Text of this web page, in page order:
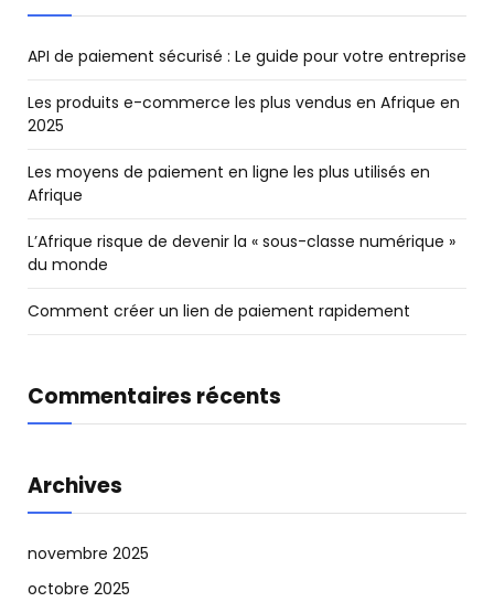
API de paiement sécurisé : Le guide pour votre entreprise
Les produits e-commerce les plus vendus en Afrique en
2025
Les moyens de paiement en ligne les plus utilisés en
Afrique
L’Afrique risque de devenir la « sous-classe numérique »
du monde
Comment créer un lien de paiement rapidement
Commentaires récents
Archives
novembre 2025
octobre 2025